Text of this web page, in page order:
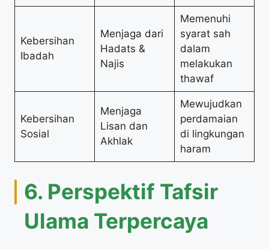
Kebersihan
Ibadah
Menjaga dari
Hadats &
Najis
Memenuhi
syarat sah
dalam
melakukan
thawaf
Kebersihan
Sosial
Menjaga
Lisan dan
Akhlak
Mewujudkan
perdamaian
di lingkungan
haram
6. Perspektif Tafsir
Ulama Terpercaya